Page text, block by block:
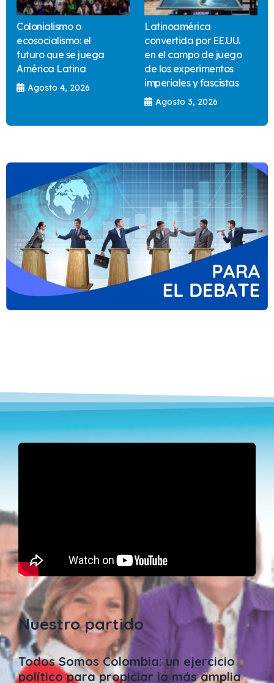
Colonialismo o
ecosocialismo: el
futuro que se juega
América Latina
Agosto 4, 2026
Latinoamérica
convertida por EE.UU.
en el campo de juego
de los experimentos
imperiales y fascistas
Agosto 3, 2026
Nuestro partido
Todos Somos Colombia: un ejercicio
político para propiciar la más amplia